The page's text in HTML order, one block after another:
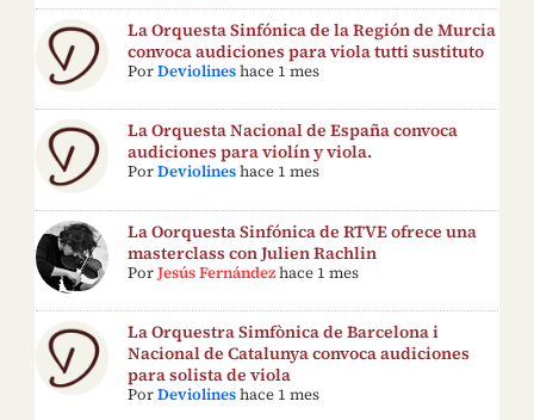
La Orquesta Sinfónica de la Región de Murcia
convoca audiciones para viola tutti sustituto
PorDeviolines hace 1 mes
La Orquesta Nacional de España convoca
audiciones para violín y viola.
PorDeviolines hace 1 mes
La Oorquesta Sinfónica de RTVE ofrece una
masterclass con Julien Rachlin
PorJesús Fernández hace 1 mes
La Orquestra Simfònica de Barcelona i
Nacional de Catalunya convoca audiciones
para solista de viola
PorDeviolines hace 1 mes